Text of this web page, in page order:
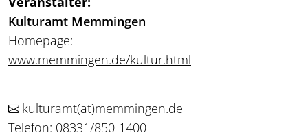
Kulturamt Memmingen
Homepage:
www.memmingen.de/kultur.html
kulturamt(at)memmingen.de
Telefon: 08331/850-1400